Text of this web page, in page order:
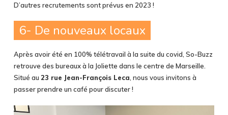
D’autres recrutements sont prévus en 2023 !
6- De nouveaux locaux
Après avoir été en 100% télétravail à la suite du covid, So-Buzz
retrouve des bureaux à la Joliette dans le centre de Marseille.
Situé au 23 rue Jean-François Leca, nous vous invitons à
passer prendre un café pour discuter !